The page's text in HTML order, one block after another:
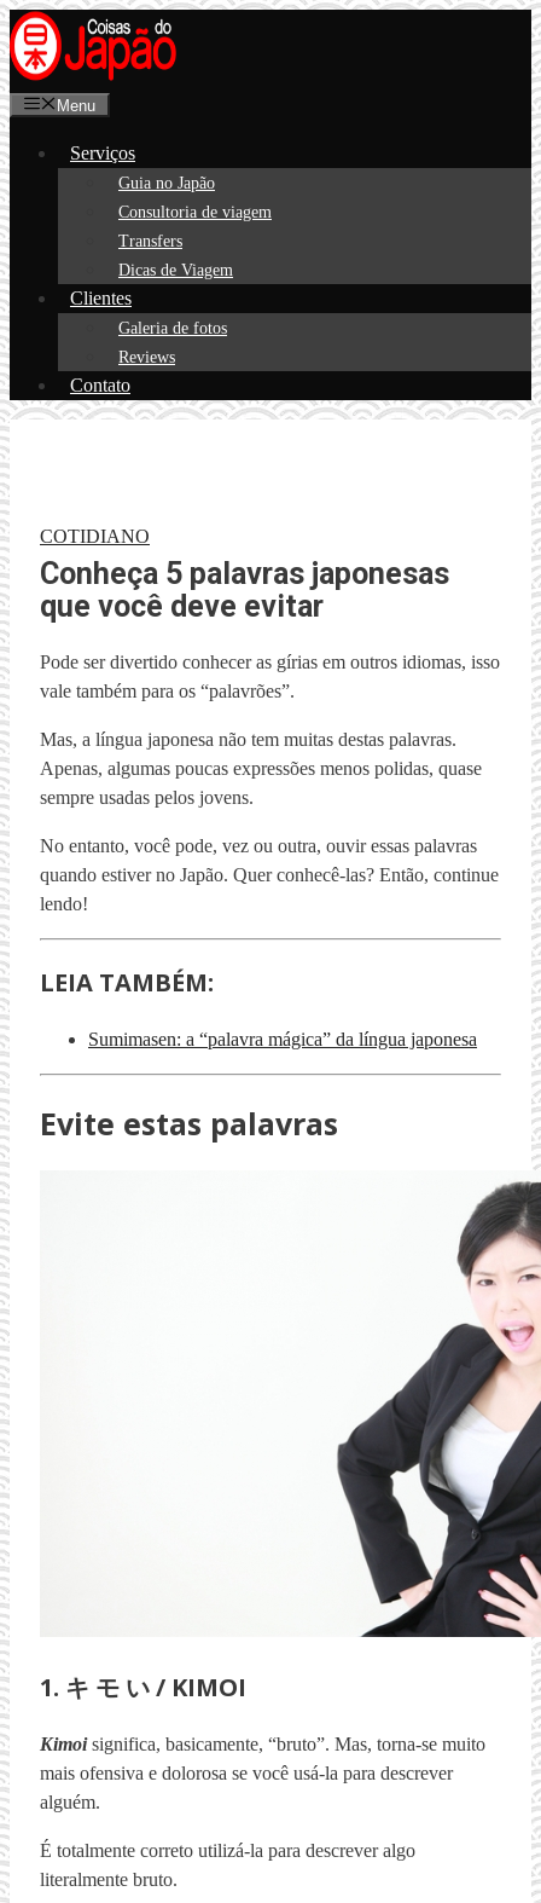
Pular
para
o
conteúdoMenu
Serviços
Guia no Japão
Consultoria de viagem
Transfers
Dicas de Viagem
Clientes
Galeria de fotos
Reviews
Contato
COTIDIANO
Conheça 5 palavras japonesas
que você deve evitar
Pode ser divertido conhecer as gírias em outros idiomas, isso
vale também para os “palavrões”.
Mas, a língua japonesa não tem muitas destas palavras.
Apenas, algumas poucas expressões menos polidas, quase
sempre usadas pelos jovens.
No entanto, você pode, vez ou outra, ouvir essas palavras
quando estiver no Japão. Quer conhecê-las? Então, continue
lendo!
LEIA TAMBÉM:
Sumimasen: a “palavra mágica” da língua japonesa
Evite estas palavras
1. キ モ い / KIMOI
Kimoi significa, basicamente, “bruto”. Mas, torna-se muito
mais ofensiva e dolorosa se você usá-la para descrever
alguém.
É totalmente correto utilizá-la para descrever algo
literalmente bruto.